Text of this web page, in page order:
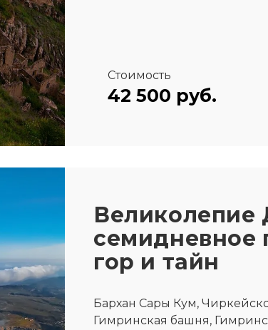
Стоимость
42 500 руб.
Великолепие
семидневное
гор и тайн
Бархан Сары Кум,
Гимринская башня,